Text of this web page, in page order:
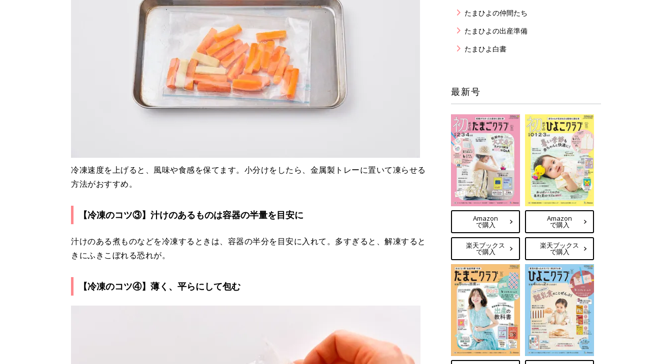
冷凍速度を上げると、風味や食感を保てます。小分けをしたら、金属製トレーに置いて凍らせる
方法がおすすめ。
【冷凍のコツ③】汁けのあるものは容器の半量を目安に
汁けのある煮ものなどを冷凍するときは、容器の半分を目安に入れて。多すぎると、解凍すると
きにふきこぼれる恐れが。
【冷凍のコツ④】薄く、平らにして包む
たまひよの仲間たち
たまひよの出産準備
たまひよ白書
最新号
Amazon
で購入
楽天ブックス
で購入
Amazon
で購入
楽天ブックス
で購入